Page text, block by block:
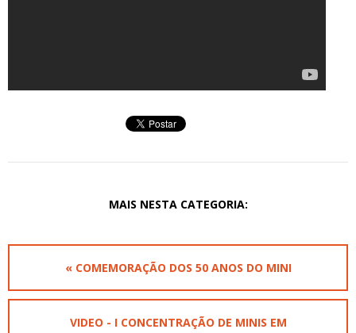
MAIS NESTA CATEGORIA:
« COMEMORAÇÃO DOS 50 ANOS DO MINI
VIDEO - I CONCENTRAÇÃO DE MINIS EM